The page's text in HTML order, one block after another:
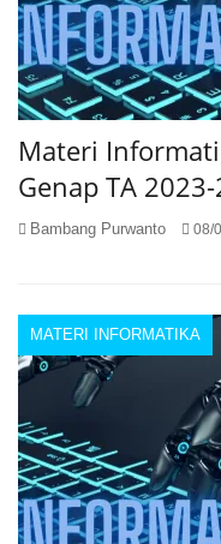
Materi
Genap TA
Bambang Purwanto 08/
MATERI INFORMATIKA